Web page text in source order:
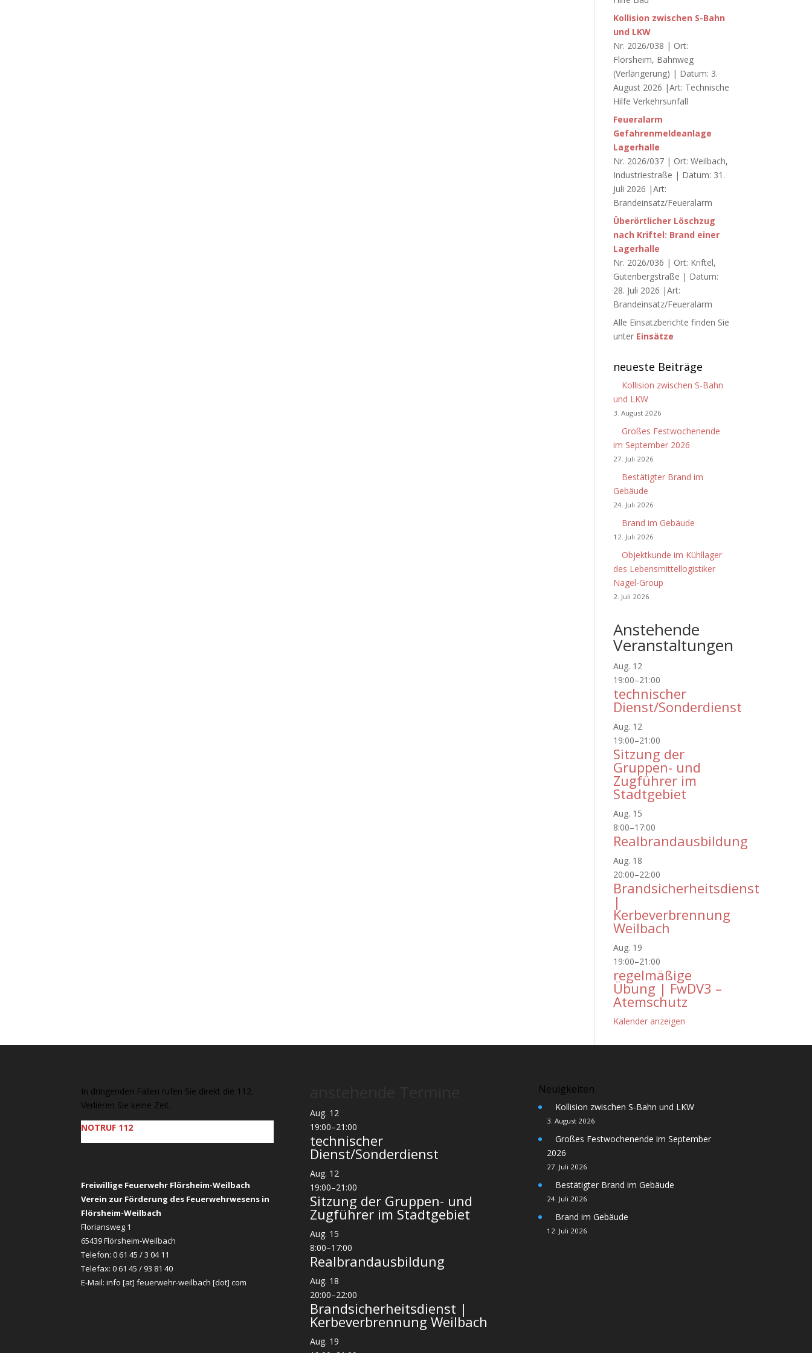
Kollision zwischen S-Bahn
und LKW
Nr. 2026/038 | Ort:
Flörsheim, Bahnweg
(Verlängerung) | Datum: 3.
August 2026 |Art: Technische
Hilfe Verkehrsunfall
Feueralarm
Gefahrenmeldeanlage
Lagerhalle
Nr. 2026/037 | Ort: Weilbach,
Industriestraße | Datum: 31.
Juli 2026 |Art:
Brandeinsatz/Feueralarm
Überörtlicher Löschzug
nach Kriftel: Brand einer
Lagerhalle
Nr. 2026/036 | Ort: Kriftel,
Gutenbergstraße | Datum:
28. Juli 2026 |Art:
Brandeinsatz/Feueralarm
Alle Einsatzberichte finden Sie
unter Einsätze
neueste Beiträge
Kollision zwischen S-Bahn
und LKW
3. August 2026
Großes Festwochenende
im September 2026
27. Juli 2026
Bestätigter Brand im
Gebäude
24. Juli 2026
Brand im Gebäude
12. Juli 2026
Objektkunde im Kühllager
des Lebensmittellogistiker
Nagel-Group
2. Juli 2026
Anstehende
Veranstaltungen
Aug. 12
19:00–21:00
technischer
Dienst/Sonderdienst
Aug. 12
19:00–21:00
Sitzung der
Gruppen- und
Zugführer im
Stadtgebiet
Aug. 15
8:00–17:00
Realbrandausbildung
Aug. 18
20:00–22:00
Brandsicherheitsdienst
|
Kerbeverbrennung
Weilbach
Aug. 19
19:00–21:00
regelmäßige
Übung | FwDV3 –
Atemschutz
Kalender anzeigen
In dringenden Fällen rufen Sie direkt die 112.
Verlieren Sie keine Zeit.
NOTRUF 112
Freiwillige Feuerwehr Flörsheim-Weilbach
Verein zur Förderung des Feuerwehrwesens in
Flörsheim-Weilbach
Floriansweg 1
65439 Flörsheim-Weilbach
Telefon: 0 61 45 / 3 04 11
Telefax: 0 61 45 / 93 81 40
E-Mail:info [at] feuerwehr-weilbach [dot] com
Aug. 12
19:00–21:00
technischer
Dienst/Sonderdienst
Aug. 12
19:00–21:00
Sitzung der Gruppen- und
Zugführer im Stadtgebiet
Aug. 15
8:00–17:00
Realbrandausbildung
Aug. 18
20:00–22:00
Brandsicherheitsdienst |
Kerbeverbrennung Weilbach
Aug. 19
Neuigkeiten
Kollision zwischen S-Bahn und LKW
3. August 2026
Großes Festwochenende im September
2026
27. Juli 2026
Bestätigter Brand im Gebäude
24. Juli 2026
Brand im Gebäude
12. Juli 2026